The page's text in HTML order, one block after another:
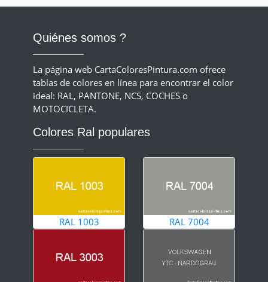
Quiénes somos ?
La página web CartaColoresPintura.com ofrece
tablas de colores en línea para encontrar el color
ideal: RAL, PANTONE, NCS, COCHES o
MOTOCICLETA.
Colores Ral populares
RAL 1003 RAL 7004